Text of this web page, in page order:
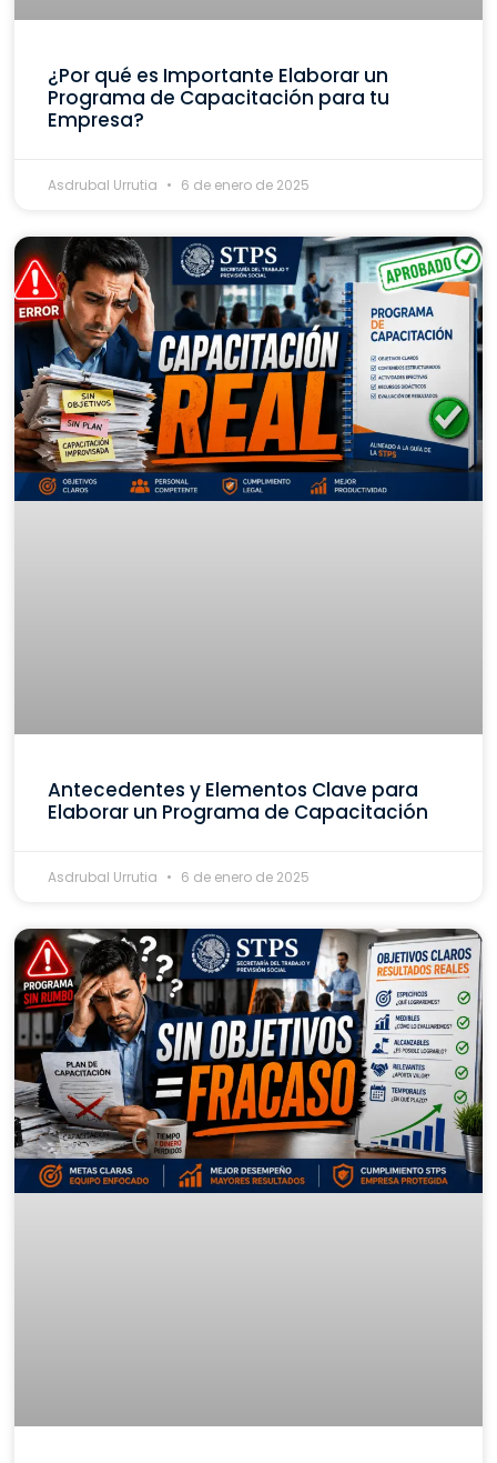
¿Por qué es Importante Elaborar un
Programa de Capacitación para tu
Empresa?
Asdrubal Urrutia 6 de enero de 2025
Antecedentes y Elementos Clave para
Elaborar un Programa de Capacitación
Asdrubal Urrutia 6 de enero de 2025